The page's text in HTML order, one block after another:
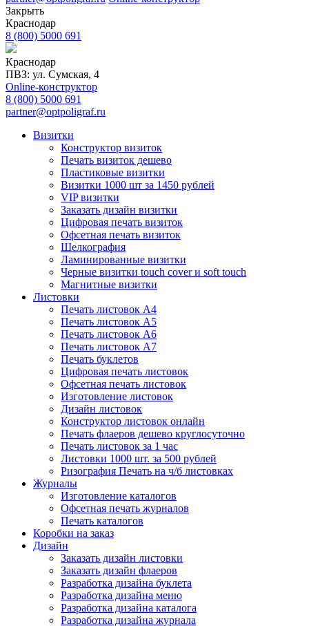
Закрыть
Краснодар
8 (800) 5000 691
Краснодар
ПВЗ: ул. Сумская, 4
Online-конструктор
8 (800) 5000 691
partner@optpoligraf.ru
Визитки
Конструктор визиток
Печать визиток дешево
Пластиковые визитки
Визитки 1000 шт за 1450 рублей
VIP визитки
Заказать дизайн визитки
Цифровая печать визиток
Офсетная печать визиток
Шелкография
Ламинированные визитки
Черные визитки touch cover и soft touch
Магнитные визитки
Листовки
Печать листовок А4
Печать листовок А5
Печать листовок А6
Печать листовок А7
Печать буклетов
Цифровая печать листовок
Офсетная печать листовок
Изготовление листовок
Дизайн листовок
Конструктор листовок онлайн
Печать флаеров дешево круглосуточно
Печать листовок за 1 час
Листовки 1000 шт. за 500 рублей
Ризография Печать на ч/б листовках
Журналы
Изготовление каталогов
Офсетная печать журналов
Печать каталогов
Коробки на заказ
Дизайн
Заказать дизайн листовки
Заказать дизайн флаеров
Разработка дизайна буклета
Разработка дизайна меню
Разработка дизайна каталога
Разработка дизайна журнала